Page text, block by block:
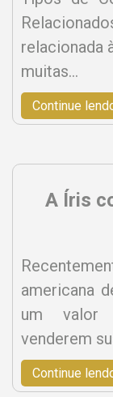
relacionada
muitas…
Continue
A Íris
americana
um valor
venderem
Continue